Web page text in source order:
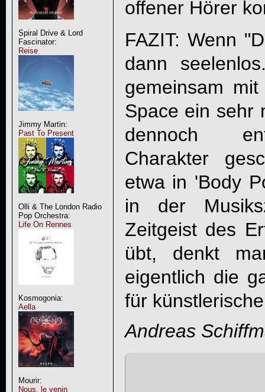
Spiral Drive & Lord
Fascinator:
Reise
Jimmy Martin:
Past To Present
Olli & The London Radio
Pop Orchestra:
Life On Rennes
Kosmogonia:
Aella
Mourir:
Nous, le venin
offener Hörer
FAZIT: Wenn "
dann
gemeinsam
Space ein sehr
dennoch
Charakter
etwa in 'Body
in der
Zeitgeist des
übt, denkt
eigentlich die
für
Andreas